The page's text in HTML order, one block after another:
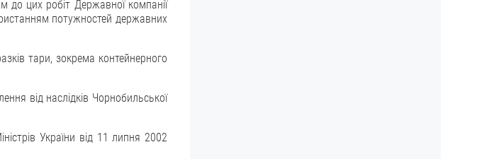
до цих робіт Державної компанії
потужностей державних
тари, зокрема контейнерного
від наслідків Чорнобильської
України від 11 липня 2002